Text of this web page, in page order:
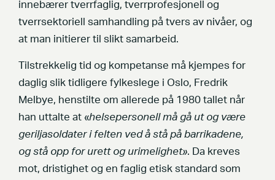
innebærer tverrfaglig, tverrprofesjonell og
tverrsektoriell samhandling på tvers av nivåer, og
at man initierer til slikt samarbeid.
Tilstrekkelig tid og kompetanse må kjempes for
daglig slik tidligere fylkeslege i Oslo, Fredrik
Melbye, henstilte om allerede på 1980 tallet når
han uttalte at «helsepersonell må gå ut og være
geriljasoldater i felten ved å stå på barrikadene,
og stå opp for urett og urimelighet». Da kreves
mot, dristighet og en faglig etisk standard som